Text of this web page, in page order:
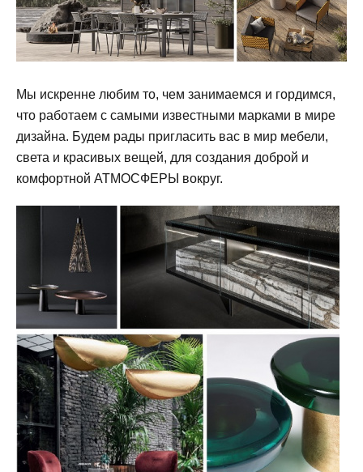
Мы искренне любим то, чем занимаемся и гордимся,
что работаем с самыми известными марками в мире
дизайна. Будем рады пригласить вас в мир мебели,
света и красивых вещей, для создания доброй и
комфортной АТМОСФЕРЫ вокруг.